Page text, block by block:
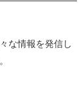
な情報を発信し